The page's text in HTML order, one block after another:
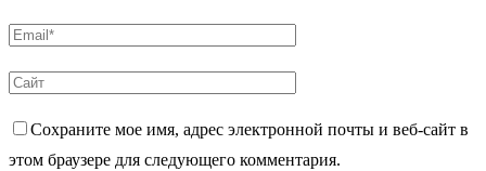
Сохраните мое имя, адрес электронной почты и веб-сайт в
этом браузере для следующего комментария.